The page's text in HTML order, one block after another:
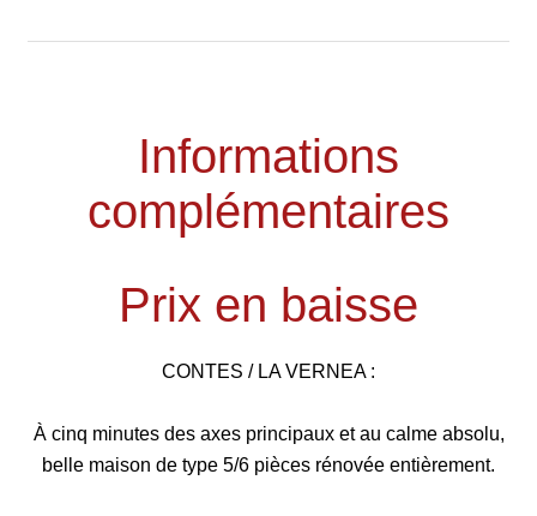
Informations
complémentaires
Prix en baisse
CONTES / LA VERNEA :
À cinq minutes des axes principaux et au calme absolu,
belle maison de type 5/6 pièces rénovée entièrement.